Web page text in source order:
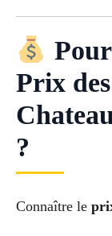
Prix
?
Connaître le